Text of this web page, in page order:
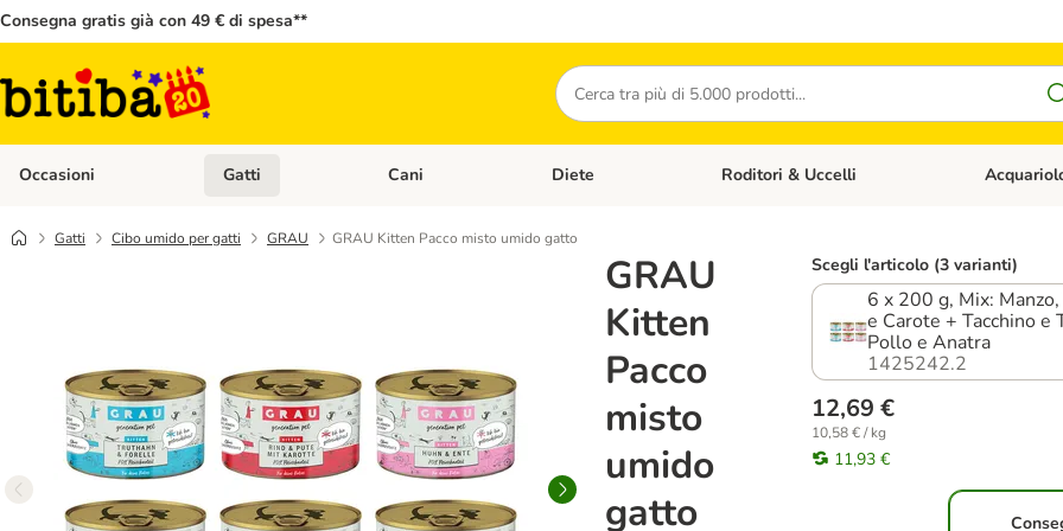
Consegna gratis già con 49 € di spesa**
Cerca
Occasioni Apri Menù Categoria: Occasioni
Gatti Apri Menù Categoria: Gatti
Cani Apri Menù Categoria: Cani
Diete Apri Menù Categoria: Diete
Roditori & Uccelli Apri Menù
Gatti Cibo umido per gatti GRAU GRAU Kitten Pacco misto umido gatto
GRAU
Kitten
Pacco
misto
umido
gatto
Scegli l'articolo (3 varianti)
6 x 200 g, Mix: Manzo,
e Carote + Tacchino e
Pollo e Anatra
1425242.2
12,69 €
10,58 € / kg
11,93 €